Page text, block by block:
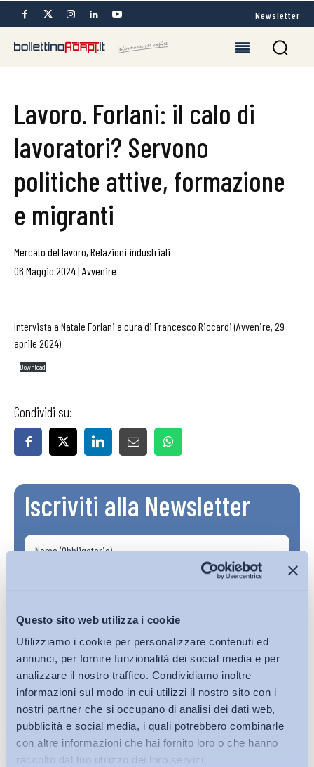
Questo sito web utilizza i cookie
Utilizziamo i cookie per personalizzare contenuti ed
annunci, per fornire funzionalità dei social media e per
analizzare il nostro traffico. Condividiamo inoltre
informazioni sul modo in cui utilizzi il nostro sito con i
nostri partner che si occupano di analisi dei dati web,
pubblicità e social media, i quali potrebbero combinarle
con altre informazioni che hai fornito loro o che hanno
raccolto dal tuo utilizzo dei loro servizi.
Newsletter
Lavoro. Forlani: il calo di
lavoratori? Servono
politiche attive, formazione
e migranti
Mercato del lavoro, Relazioni industriali
06 Maggio 2024| Avvenire
Intervista a Natale Forlani a cura di Francesco Riccardi (Avvenire, 29
aprile 2024)
Download
Condividi su:
Iscriviti alla Newsletter